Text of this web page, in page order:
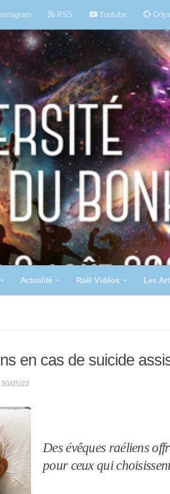
Instagram RSS Youtube
Actualité Raël Vidéos Les
en cas de suicide
30/05/22
Des évêques raéliens
pour ceux qui